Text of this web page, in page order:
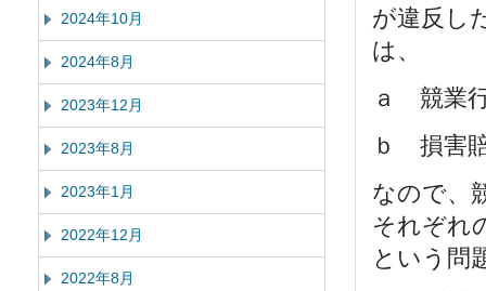
が違反し
は、
ａ 競業
ｂ 損害
なので、
それぞれ
という問
2024年10月
2024年8月
2023年12月
2023年8月
2023年1月
2022年12月
2022年8月